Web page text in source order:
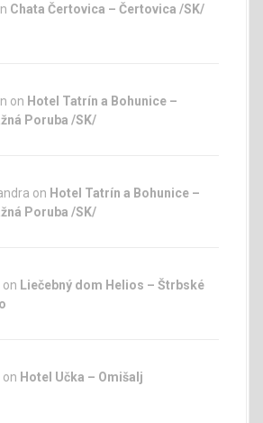
Chata Čertovica – Čertovica /SK/
on Hotel Tatrín a Bohunice –
Poruba /SK/
on Hotel Tatrín a Bohunice –
Poruba /SK/
on Liečebný dom Helios – Štrbské
on Hotel Učka – Omišalj